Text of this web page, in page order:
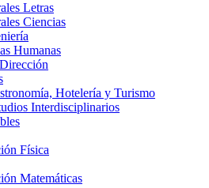
Letras
Ciencias
Humanas
Hotelería y Turismo
Interdisciplinarios
Física
Matemáticas